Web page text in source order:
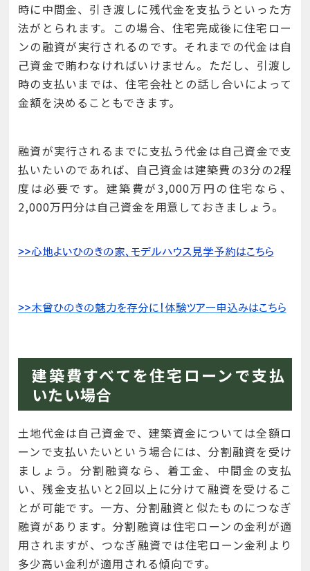
時に中間金、引き渡しに残代金を支払うといった方
法がとられます。この場合、住宅完成後に住宅ロー
ンの融資が実行されるのです。それまでの代金は自
己資金で賄わなければいけません。ただし、引渡し
時の支払いまでは、住宅会社との話し合いによって
金額を決めることもできます。
融資が実行されるまでに支払う代金は自己資金で支
払いたいのであれば、自己資金は建築費の3分の2程
度は必要です。建築費が3,000万円の住宅なら、
2,000万円分は自己資金を用意しておきましょう。
建築費すべてを住宅ローンで支払
いたい場合
土地代金は自己資金で、建築資金については全額ロ
ーンで支払いたいという場合には、分割融資を受け
ましょう。分割融資なら、着工金、中間金の支払
い、残金支払いと2回以上に分けて融資を受けるこ
とが可能です。一方、分割融資と似たものにつなぎ
融資があります。分割融資は住宅ローンの金利が適
用されますが、つなぎ融資では住宅ローン金利より
多少高い金利が適用される傾向です。